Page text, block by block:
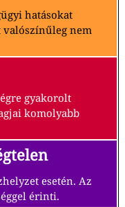
hatásokat
valószínűleg nem
gyakorolt
komolyabb
esetén. Az
érinti.